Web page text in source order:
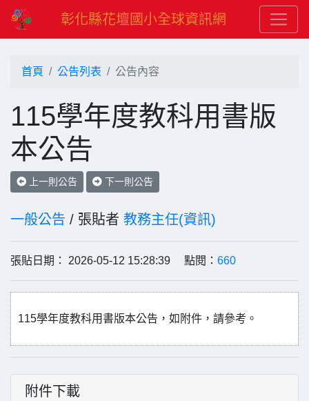
彰化縣花壇國小全球資訊網
首頁 公告列表 公告內容
115學年度教科用書版
本公告
上一則公告 下一則公告
一般公告 / 張貼者 教務主任(資訊)
張貼日期： 2026-05-12 15:28:39 點閱： 660
115學年度教科用書版本公告，如附件，請參考。
附件下載